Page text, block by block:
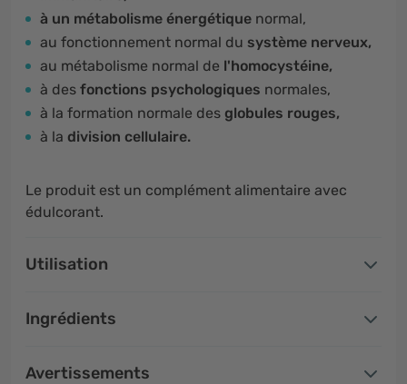
à un métabolisme énergétique normal,
au fonctionnement normal du système nerveux,
au métabolisme normal de l'homocystéine,
à des fonctions psychologiques normales,
à la formation normale des globules rouges,
à la division cellulaire.
Le produit est un complément alimentaire avec
édulcorant.
Utilisation
Ingrédients
Avertissements